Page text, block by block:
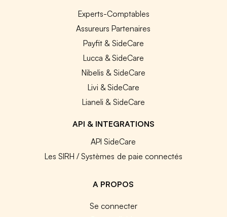
Experts-Comptables
Assureurs Partenaires
Payfit & SideCare
Lucca & SideCare
Nibelis & SideCare
Livi & SideCare
Lianeli & SideCare
API & INTEGRATIONS
API SideCare
Les SIRH / Systèmes de paie connectés
A PROPOS
Se connecter